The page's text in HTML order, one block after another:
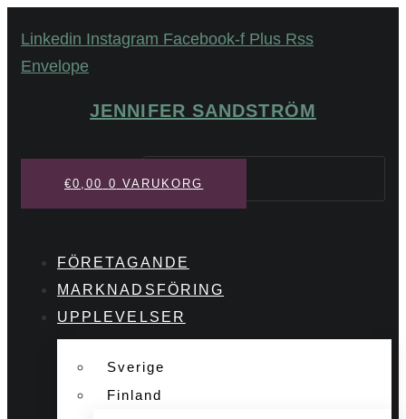
till
innehåll
Linkedin Instagram Facebook-f Plus Rss
Envelope
JENNIFER SANDSTRÖM
Sök
€0,00 0 VARUKORG
FÖRETAGANDE
MARKNADSFÖRING
UPPLEVELSER
Sverige
Finland